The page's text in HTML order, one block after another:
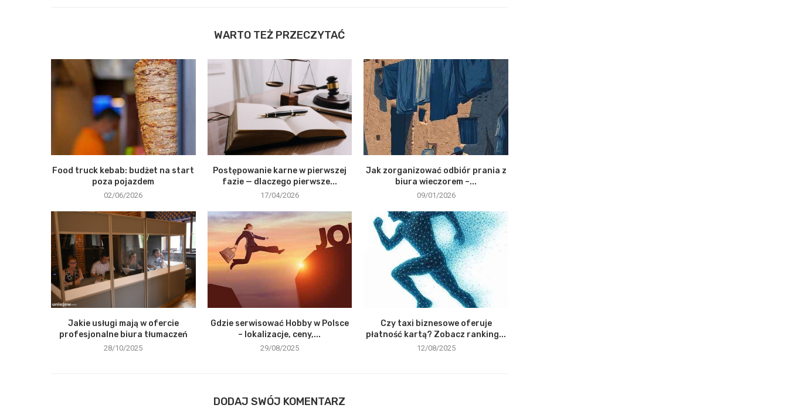
WARTO TEŻ PRZECZYTAĆ
Food truck kebab: budżet na start
poza pojazdem
02/06/2026
Postępowanie karne w pierwszej
fazie — dlaczego pierwsze...
17/04/2026
Jak zorganizować odbiór prania z
biura wieczorem –...
09/01/2026
Jakie usługi mają w ofercie
profesjonalne biura tłumaczeń
28/10/2025
Gdzie serwisować Hobby w Polsce
– lokalizacje, ceny,...
29/08/2025
Czy taxi biznesowe oferuje
płatność kartą? Zobacz ranking...
12/08/2025
DODAJ SWÓJ KOMENTARZ